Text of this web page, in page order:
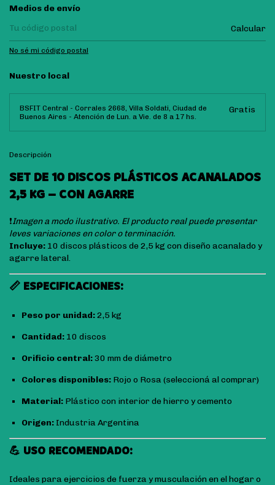
Entregas para el CP:
Medios de envío
Calcular
No sé mi código postal
Nuestro local
BSFIT Central - Corrales 2668, Villa Soldati, Ciudad de
Buenos Aires - Atención de Lun. a Vie. de 8 a 17 hs.
Gratis
Descripción
SET DE 10 DISCOS PLÁSTICOS ACANALADOS
2,5 KG – CON AGARRE
❗Imagen a modo ilustrativo. El producto real puede presentar
leves variaciones en color o terminación.
Incluye: 10 discos plásticos de 2,5 kg con diseño acanalado y
agarre lateral.
📏 ESPECIFICACIONES:
Peso por unidad:2,5 kg
Cantidad: 10 discos
Orificio central:30 mm de diámetro
Colores disponibles: Rojo o Rosa (seleccioná al comprar)
Material: Plástico con interior de hierro y cemento
Origen: Industria Argentina
💪 USO RECOMENDADO:
Ideales para ejercicios de fuerza y musculación en el hogar o